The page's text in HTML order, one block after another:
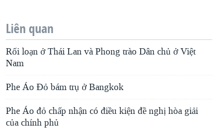
Liên quan
Rối loạn ở Thái Lan và Phong trào Dân chủ ở Việt
Nam
Phe Áo Đỏ bám trụ ở Bangkok
Phe Áo đỏ chấp nhận có điều kiện đề nghị hòa giải
của chính phủ